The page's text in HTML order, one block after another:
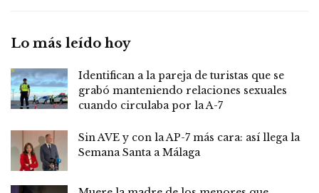
Lo más leído hoy
Identifican a la pareja de turistas que se
grabó manteniendo relaciones sexuales
cuando circulaba por la A-7
Sin AVE y con la AP-7 más cara: así llega la
Semana Santa a Málaga